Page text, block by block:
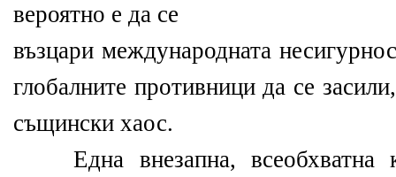
вероятно е да се
възцари международната
глобалните противници да се
същински хаос.
Една внезапна, всеобхватна